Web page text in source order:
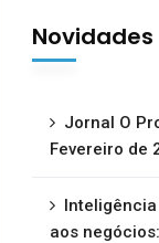
Novidades
Jornal O
Fevereiro de
aos